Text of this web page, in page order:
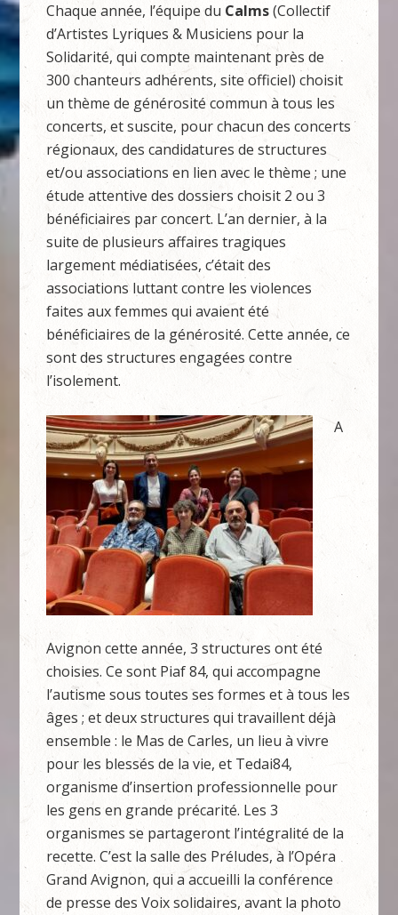
Chaque année, l’équipe du Calms(Collectif
d’Artistes Lyriques & Musiciens pour la
Solidarité, qui compte maintenant près de
300 chanteurs adhérents, site officiel) choisit
un thème de générosité commun à tous les
concerts, et suscite, pour chacun des concerts
régionaux, des candidatures de structures
et/ou associations en lien avec le thème ; une
étude attentive des dossiers choisit 2 ou 3
bénéficiaires par concert. L’an dernier, à la
suite de plusieurs affaires tragiques
largement médiatisées, c’était des
associations luttant contre les violences
faites aux femmes qui avaient été
bénéficiaires de la générosité. Cette année, ce
sont des structures engagées contre
l’isolement.
A
Avignon cette année, 3 structures ont été
choisies. Ce sont Piaf 84, qui accompagne
l’autisme sous toutes ses formes et à tous les
âges ; et deux structures qui travaillent déjà
ensemble : le Mas de Carles, un lieu à vivre
pour les blessés de la vie, et Tedai84,
organisme d’insertion professionnelle pour
les gens en grande précarité. Les 3
organismes se partageront l’intégralité de la
recette. C’est la salle des Préludes, à l’Opéra
Grand Avignon, qui a accueilli la conférence
de presse des Voix solidaires, avant la photo